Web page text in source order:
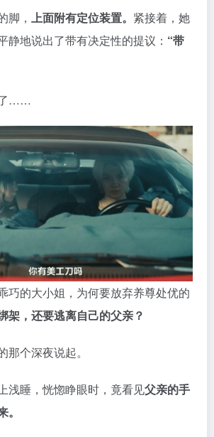
脚， 上面附有定位装置。 紧接着，她
静地说出了带有决定性的提议： “带
了……
巧的大小姐，为何要放弃养尊处优的
架，还要逃离自己的父亲？
个深夜说起。
浅睡，恍惚睁眼时，竟看见父亲的手